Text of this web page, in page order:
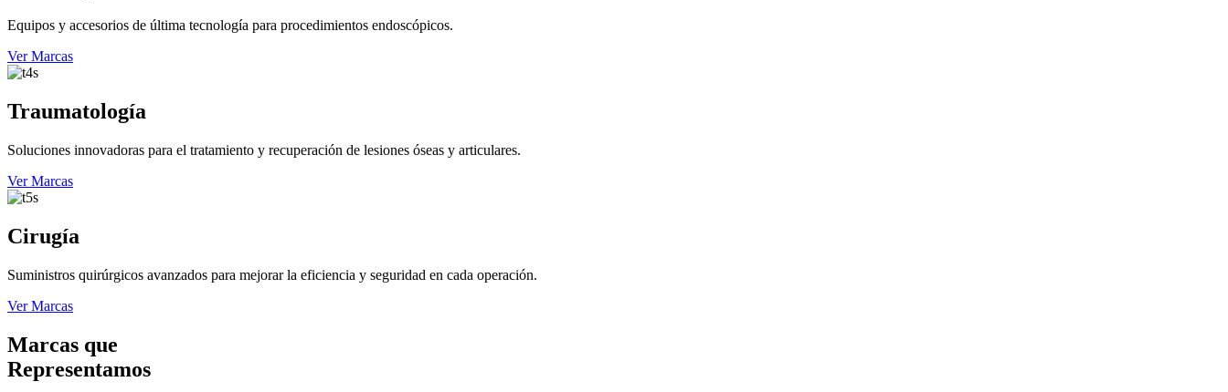
Equipos y accesorios de última tecnología para procedimientos endoscópicos.
Ver Marcas
Traumatología
Soluciones innovadoras para el tratamiento y recuperación de lesiones óseas y articulares.
Ver Marcas
Cirugía
Suministros quirúrgicos avanzados para mejorar la eficiencia y seguridad en cada operación.
Ver Marcas
Marcas que
Representamos